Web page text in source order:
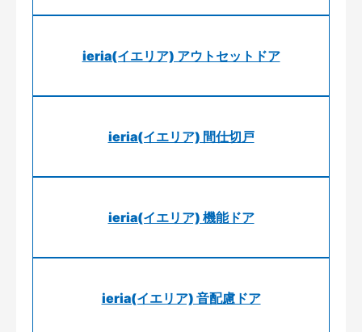
ieria(イエリア) アウトセットドア
ieria(イエリア) 間仕切戸
ieria(イエリア) 機能ドア
ieria(イエリア) 音配慮ドア